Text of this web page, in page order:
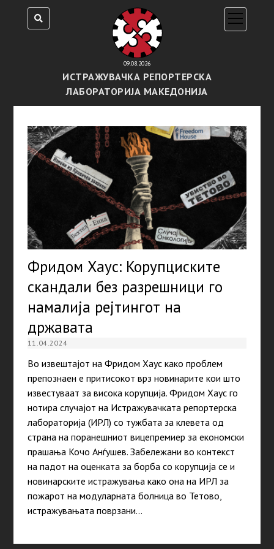
09.08.2026
ИСТРАЖУВАЧКА РЕПОРТЕРСКА
ЛАБОРАТОРИЈА МАКЕДОНИЈА
open
menu
Фридом Хаус: Корупциските
скандали без разрешници го
намалија рејтингот на
државата
11.04.2024
Во извештајот на Фридом Хаус како проблем
препознаен е притисокот врз новинарите кои што
известуваат за висока корупција. Фридом Хаус го
нотира случајот на Истражувачката репортерска
лабораторија (ИРЛ) со тужбата за клевета од
страна на поранешниот вицепремиер за економски
прашања Кочо Анѓушев. Забележани во контекст
на падот на оценката за борба со корупција се и
новинарските истражувања како она на ИРЛ за
пожарот на модуларната болница во Тетово,
истражувањата поврзани…